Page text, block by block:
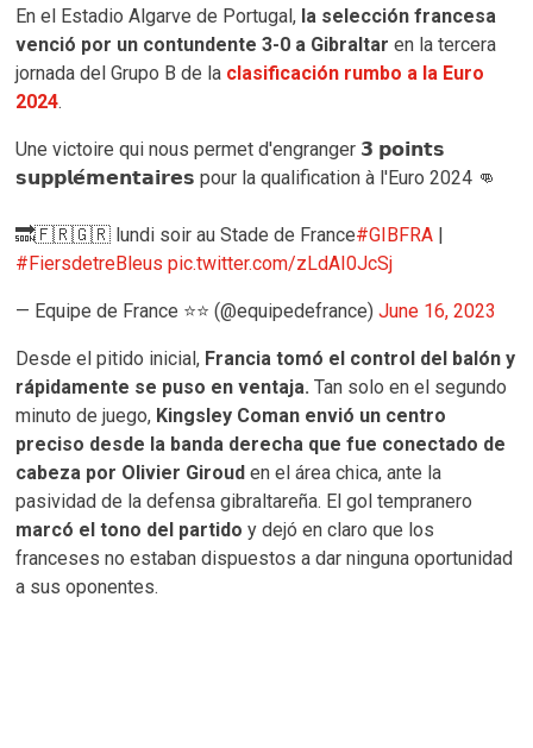
En el Estadio Algarve de Portugal, la selección francesa
venció por un contundente 3-0 a Gibraltar en la tercera
jornada del Grupo B de la clasificación rumbo a la Euro
2024.
Une victoire qui nous permet d'engranger 𝟯 𝗽𝗼𝗶𝗻𝘁𝘀
𝘀𝘂𝗽𝗽𝗹𝗲́𝗺𝗲𝗻𝘁𝗮𝗶𝗿𝗲𝘀 pour la qualification à l'Euro 2024 👊
🔜🇫🇷🇬🇷 lundi soir au Stade de France#GIBFRA |
#FiersdetreBleus pic.twitter.com/zLdAI0JcSj
— Equipe de France ⭐⭐ (@equipedefrance)June 16, 2023
Desde el pitido inicial, Francia tomó el control del balón y
rápidamente se puso en ventaja. Tan solo en el segundo
minuto de juego, Kingsley Coman envió un centro
preciso desde la banda derecha que fue conectado de
cabeza por Olivier Girouden el área chica, ante la
pasividad de la defensa gibraltareña. El gol tempranero
marcó el tono del partido y dejó en claro que los
franceses no estaban dispuestos a dar ninguna oportunidad
a sus oponentes.